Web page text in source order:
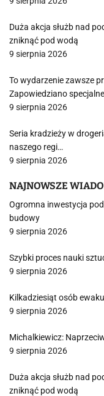
Duża akcja służb nad
zniknąć pod wodą
9 sierpnia 2026
To wydarzenie zawsze
Zapowiedziano
9 sierpnia 2026
Seria kradzieży w
naszego regi…
9 sierpnia 2026
NAJNOWSZE
Ogromna inwestycja
budowy
9 sierpnia 2026
Szybki proces nauki
9 sierpnia 2026
Kilkadziesiąt osób
9 sierpnia 2026
Michalkiewicz:
9 sierpnia 2026
Duża akcja służb nad
zniknąć pod wodą